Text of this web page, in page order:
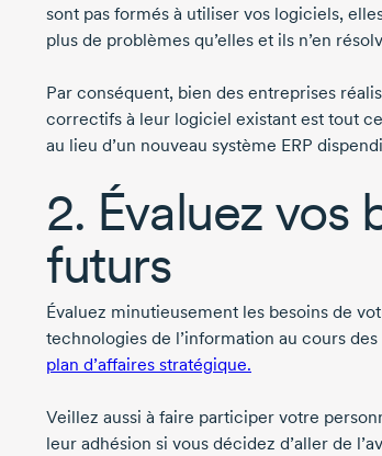
sont pas formés à utiliser vos logiciels,
plus de problèmes qu’elles et ils n’en
Par conséquent, bien des entreprises
correctifs à leur logiciel existant est tout
au lieu d’un nouveau système ERP
2. Évaluez vos
futurs
Évaluez minutieusement les besoins de
technologies de l’information au cours
plan d’affaires stratégique.
Veillez aussi à faire participer votre
leur adhésion si vous décidez d’aller de